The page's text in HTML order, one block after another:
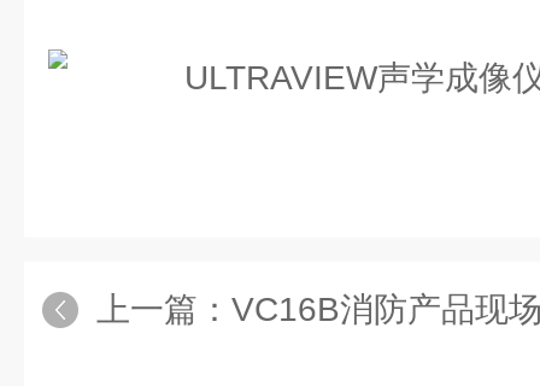
上一篇： VC16B消防产品现场检